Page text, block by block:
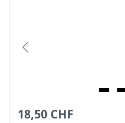
18,50 CHF